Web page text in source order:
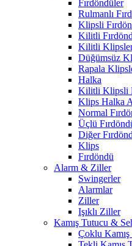
Fırdöndüler
Rulmanlı
Klipsli
Kilitli
Kilitli
Düğümsüz
Rapala
Halka
Kilitli Klipsli
Klips Halka
Normal
Üçlü
Diğer
Klips
Fırdöndü
Alarm & Ziller
Swingerler
Alarmlar
Ziller
Işıklı Ziller
Kamış Tutucu &
Çoklu Kamış